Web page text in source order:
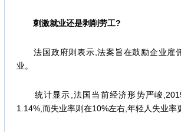
刺激就业还是剥削劳工?
法国政府则表示,法案旨在鼓励企业雇
业。
统计显示,法国当前经济形势严峻
1.14%,而失业率则在10%左右,年轻人失业率